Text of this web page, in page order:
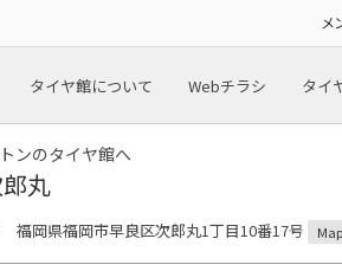
メ
タイヤ館について Webチラシ タイ
ンのタイヤ館へ
丸
福岡県福岡市早良区次郎丸1丁目10番17号 Map